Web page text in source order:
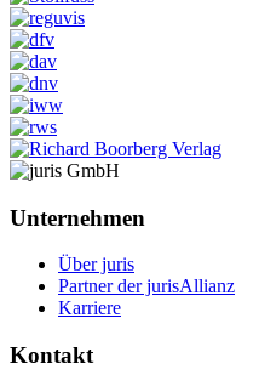
Unternehmen
Über juris
Partner der jurisAllianz
Karriere
Kontakt